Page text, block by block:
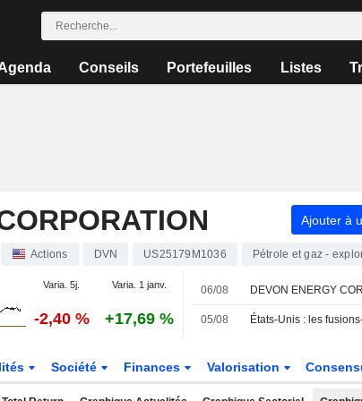
Conseils Portefeuilles Listes
Ajouter à
Actions DVN US25179M1036 Pétrole et gaz -
Varia. 5j. Varia. 1 janv.
-2,40 % +17,69 %
06/08
05/08
Société Finances Valorisation